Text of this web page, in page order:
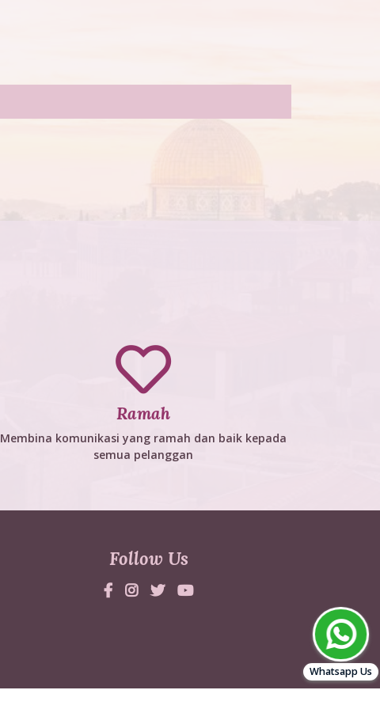
Ramah
Membina komunikasi yang ramah dan baik kepada
semua pelanggan
Follow Us
Whatsapp Us